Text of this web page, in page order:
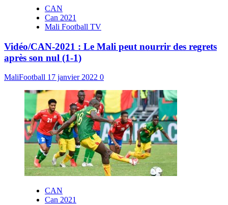
CAN
Can 2021
Mali Football TV
Vidéo/CAN-2021 : Le Mali peut nourrir des regrets
après son nul (1-1)
MaliFootball 17 janvier 2022 0
CAN
Can 2021